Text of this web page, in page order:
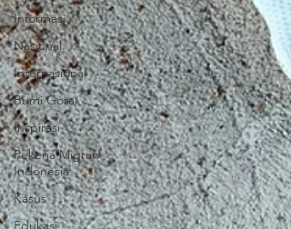
Informasi
Nasional
Internasional
Bumi Gora
Inspirasi
Pekerja Migran
Indonesia
Kasus
Edukasi